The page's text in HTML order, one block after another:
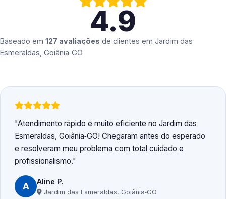
4.9
Baseado em 127 avaliações de clientes em Jardim das
Esmeraldas, Goiânia‑GO
Atendimento rápido e muito eficiente no Jardim das
Esmeraldas, Goiânia‑GO! Chegaram antes do esperado
e resolveram meu problema com total cuidado e
profissionalismo.
A Aline P.
Jardim das Esmeraldas, Goiânia‑GO